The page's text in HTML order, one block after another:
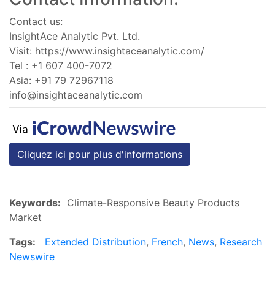
Contact us:
InsightAce Analytic Pvt. Ltd.
Visit: https://www.insightaceanalytic.com/
Tel : +1 607 400-7072
Asia: +91 79 72967118
info@insightaceanalytic.com
Cliquez ici pour plus d'informations
Keywords: Climate-Responsive Beauty Products
Market
Tags:
Extended Distribution, French, News, Research
Newswire